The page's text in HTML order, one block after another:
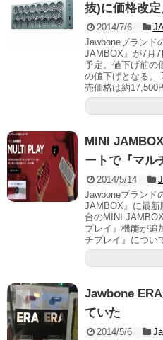
抜)に価格改
2014/7/6
Jawboneブランド
JAMBOX』が7月
予定。値下げ前の
の値下げとなる。
売価格は約17,500
MINI
ートで『マル
2014/5/14
Jawboneブランド
JAMBOX』に最新
台のMINI
プレイ』機能が追
チプレイ』につい
Jawbone
ていた
2014/5/6